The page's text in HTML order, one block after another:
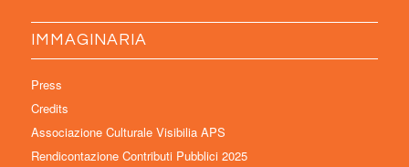
IMMAGINARIA
Press
Credits
Associazione Culturale Visibilia APS
Rendicontazione Contributi Pubblici 2025